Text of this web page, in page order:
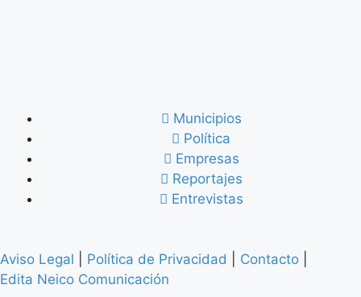
Municipios
Política
Empresas
Reportajes
Entrevistas
Aviso Legal Política de Privacidad Contacto
Edita Neico Comunicación